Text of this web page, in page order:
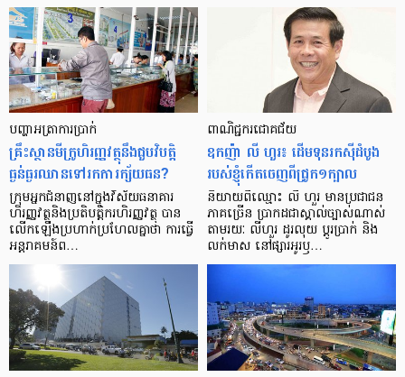
បញ្ហា​អត្រា​ការប្រាក់
គ្រឹះស្ថាន​មីក្រូ​ហិរញ្ញវត្ថុ​នឹង​ជួប​វិបត្តិ​
ធ្ងន់ធ្ងរ​ឈាន​ទៅ​រក​ការ​ក្ស័យធន?
ក្រុម​អ្នក​ជំនាញ​នៅ​ក្នុង​វិស័យ​ធនាគារ
ហិរញ្ញវត្ថុ​និង​ប្រតិបត្តិករ​ហិរញ្ញ​វត្ថុ បាន​​
លើក​ឡើង​ប្រហាក់​ប្រហែល​គ្នា​ថា ការ​ធ្វើ​
អន្តរាគមន៍​ព…
ពាណិជ្ជករជោគជ័យ
ឧកញ៉ា លី ហួរ៖ ដើមទុនរកស៊ីដំបូង
របស់ខ្ញុំកើតចេញពីជ្រូក១ក្បាល
និយាយ​ពី​ឈ្មោះ លី ហួរ មាន​ប្រជាជន​
ភាគ​ច្រើន ប្រាកដ​ជា​ស្គាល់​ច្បាស់​ណាស់
តាមរយៈ លីហួរ ដូរ​លុយ ប្តូរ​បា្រក់ និង​
លក់​មាស នៅ​ផ្សារ​អូរ​ឫ…